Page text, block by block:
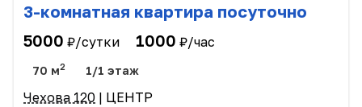
3-комнатная квартира посуточно
5000 ₽/сутки 1000 ₽/час
70 м2 1/1 этаж
Чехова 120 | ЦЕНТР